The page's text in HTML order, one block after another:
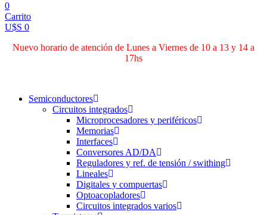
0
Carrito
U$S 0
Nuevo horario de atención de Lunes a Viernes de 10 a 13 y 14 a
17hs
Semiconductores
Circuitos integrados
Microprocesadores y periféricos
Memorias
Interfaces
Conversores AD/DA
Reguladores y ref. de tensión / swithing
Lineales
Digitales y compuertas
Optoacopladores
Circuitos integrados varios